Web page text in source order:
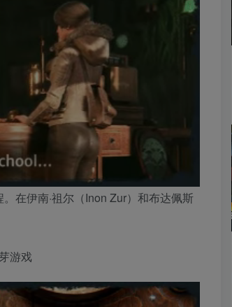
在伊南·祖尔（Inon Zur）和布达佩斯